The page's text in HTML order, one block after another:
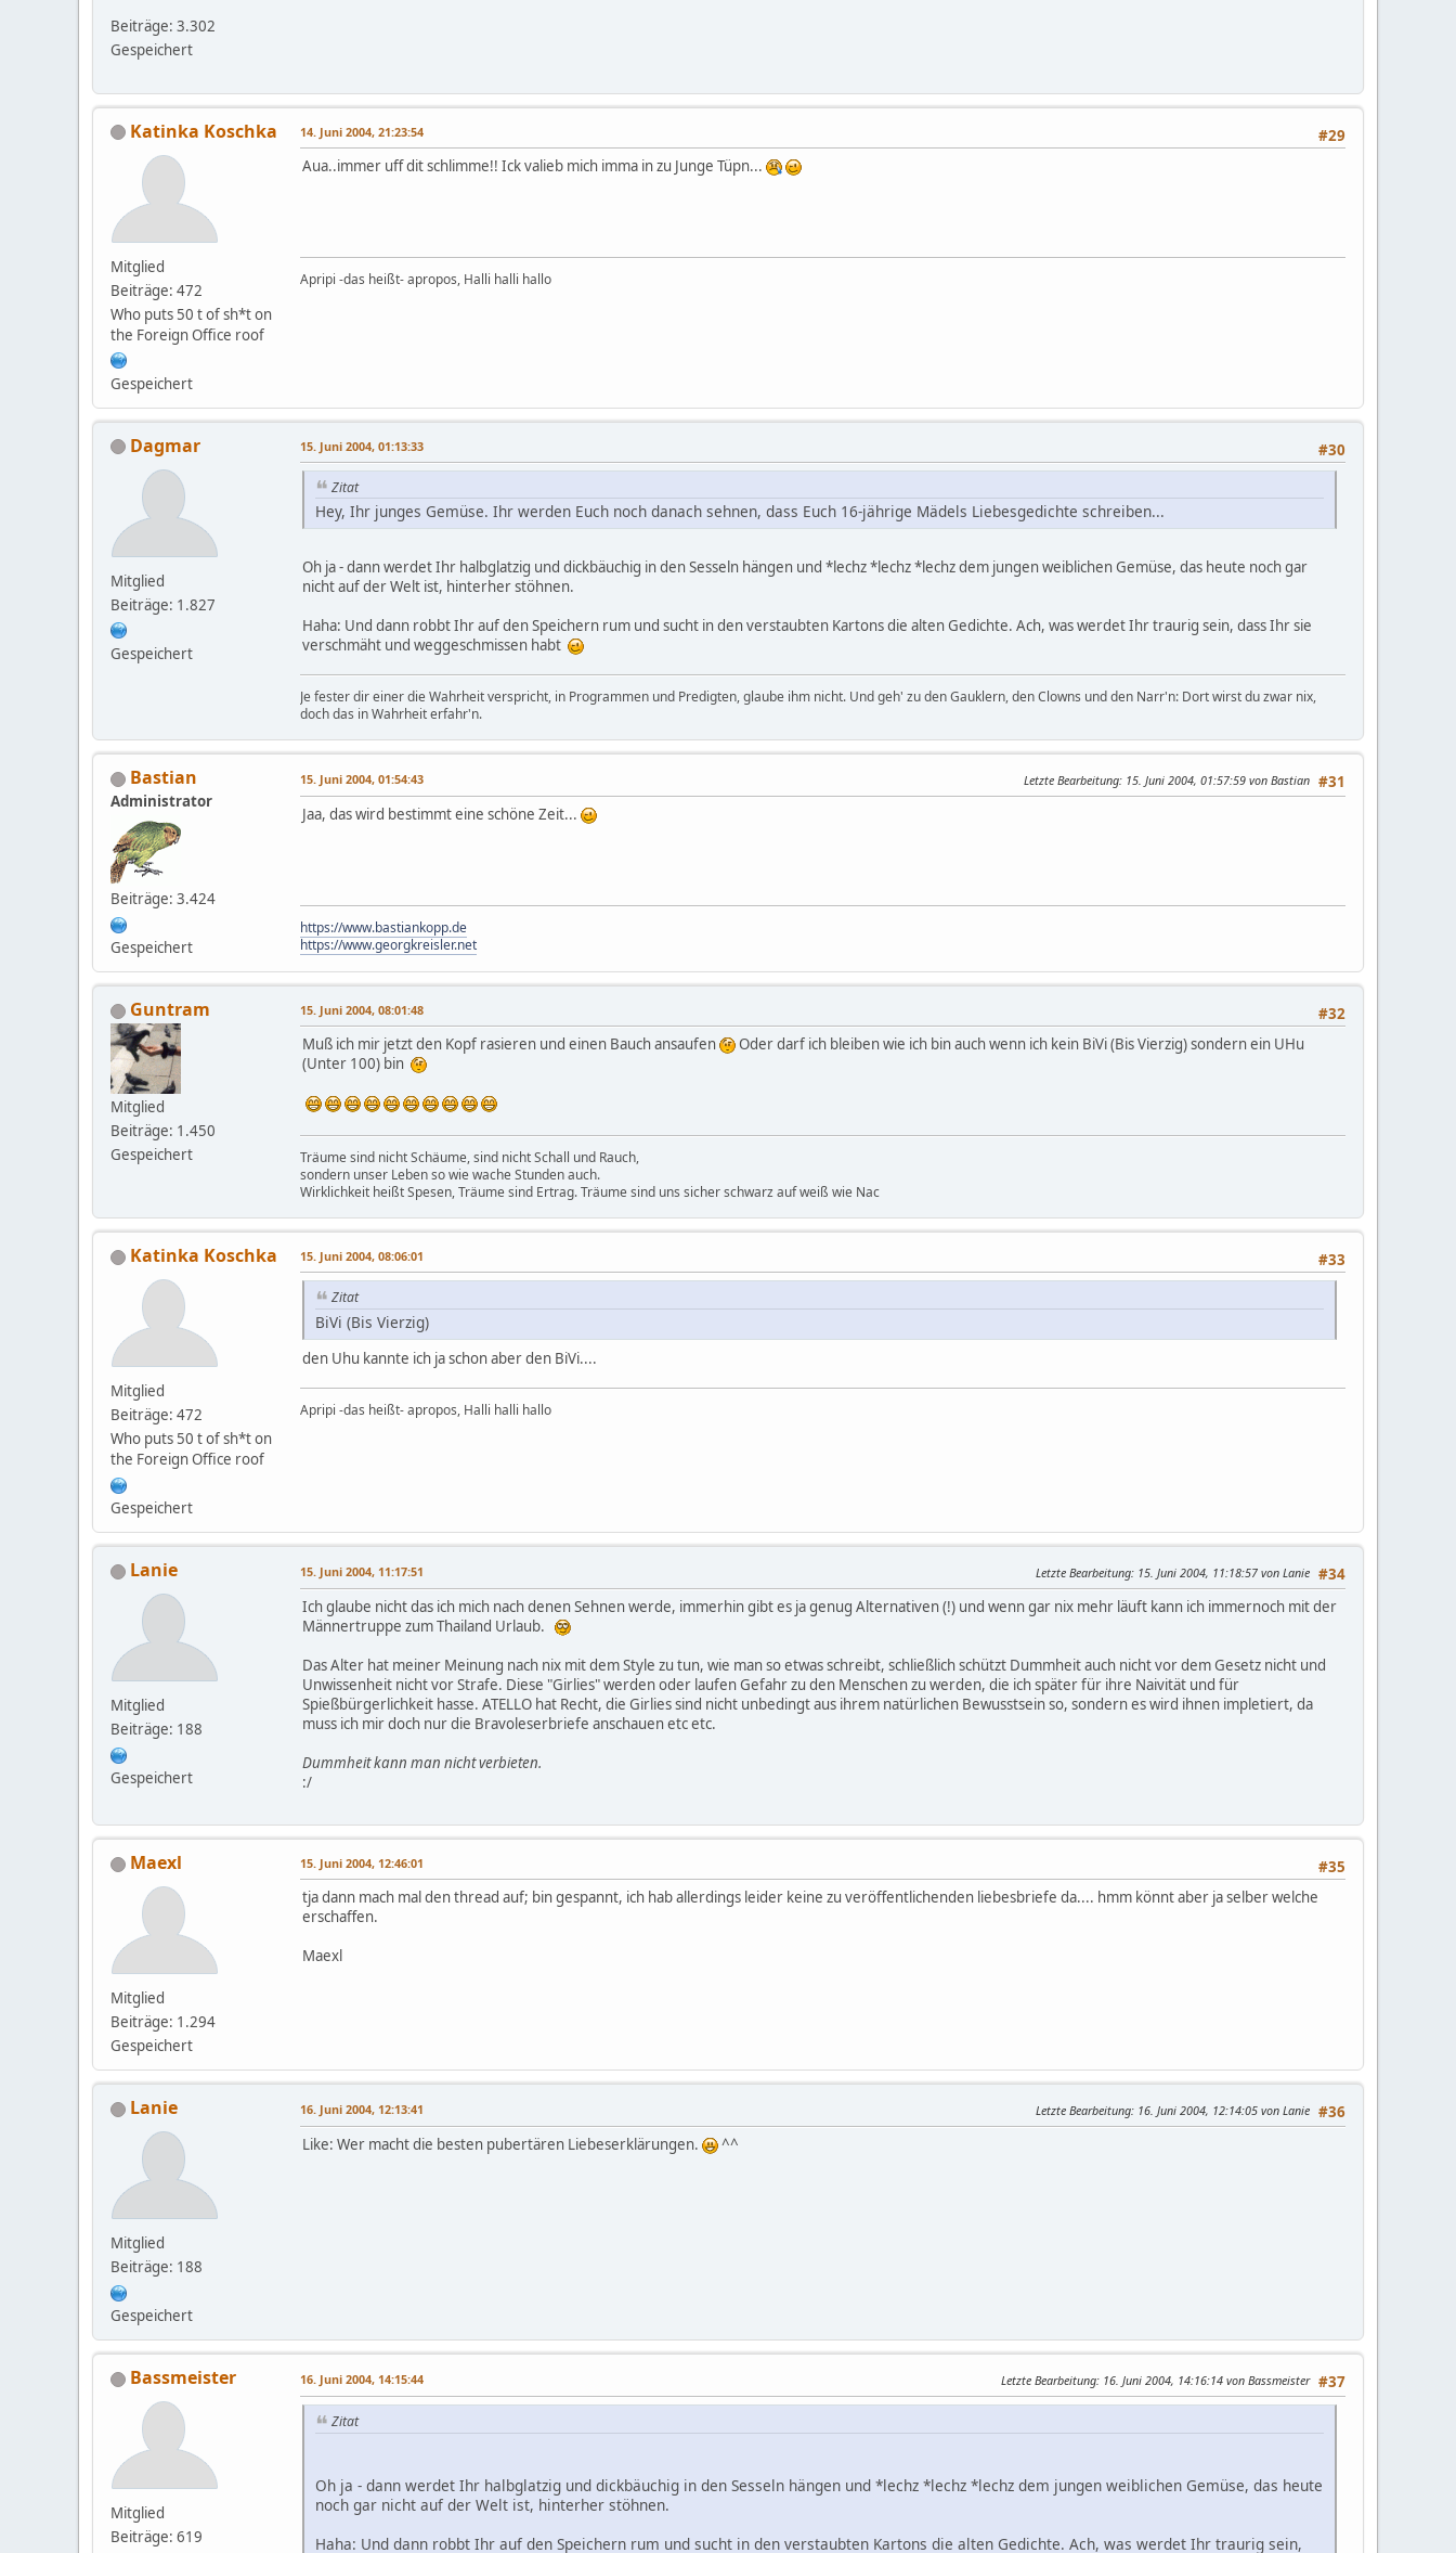
Beiträge: 3.302
Gespeichert
Katinka Koschka
Mitglied
Beiträge: 472
Who puts 50 t of sh*t on
the Foreign Office roof
Gespeichert
#29
14. Juni 2004, 21:23:54
Aua..immer uff dit schlimme!! Ick valieb mich imma in zu Junge Tüpn...
Apripi -das heißt- apropos, Halli halli hallo
Dagmar
Mitglied
Beiträge: 1.827
Gespeichert
#30
15. Juni 2004, 01:13:33
Zitat
Hey, Ihr junges Gemüse. Ihr werden Euch noch danach sehnen, dass Euch 16-jährige Mädels Liebesgedichte schreiben...
Oh ja - dann werdet Ihr halbglatzig und dickbäuchig in den Sesseln hängen und *lechz *lechz *lechz dem jungen weiblichen Gemüse, das heute noch gar
nicht auf der Welt ist, hinterher stöhnen.
Haha: Und dann robbt Ihr auf den Speichern rum und sucht in den verstaubten Kartons die alten Gedichte. Ach, was werdet Ihr traurig sein, dass Ihr sie
verschmäht und weggeschmissen habt
Je fester dir einer die Wahrheit verspricht, in Programmen und Predigten, glaube ihm nicht. Und geh' zu den Gauklern, den Clowns und den Narr'n: Dort wirst du zwar nix,
doch das in Wahrheit erfahr'n.
Bastian
Administrator
Beiträge: 3.424
Gespeichert
#31
15. Juni 2004, 01:54:43 Letzte Bearbeitung: 15. Juni 2004, 01:57:59 von Bastian
Jaa, das wird bestimmt eine schöne Zeit...
https://www.bastiankopp.de
https://www.georgkreisler.net
Guntram
Mitglied
Beiträge: 1.450
Gespeichert
#32
15. Juni 2004, 08:01:48
Muß ich mir jetzt den Kopf rasieren und einen Bauch ansaufen
Oder darf ich bleiben wie ich bin auch wenn ich kein BiVi (Bis Vierzig) sondern ein UHu
(Unter 100) bin
Träume sind nicht Schäume, sind nicht Schall und Rauch,
sondern unser Leben so wie wache Stunden auch.
Wirklichkeit heißt Spesen, Träume sind Ertrag. Träume sind uns sicher schwarz auf weiß wie Nac
Katinka Koschka
Mitglied
Beiträge: 472
Who puts 50 t of sh*t on
the Foreign Office roof
Gespeichert
#33
15. Juni 2004, 08:06:01
Zitat
BiVi (Bis Vierzig)
den Uhu kannte ich ja schon aber den BiVi....
Apripi -das heißt- apropos, Halli halli hallo
Lanie
Mitglied
Beiträge: 188
Gespeichert
#34
15. Juni 2004, 11:17:51 Letzte Bearbeitung: 15. Juni 2004, 11:18:57 von Lanie
Ich glaube nicht das ich mich nach denen Sehnen werde, immerhin gibt es ja genug Alternativen (!) und wenn gar nix mehr läuft kann ich immernoch mit der
Männertruppe zum Thailand Urlaub.
Das Alter hat meiner Meinung nach nix mit dem Style zu tun, wie man so etwas schreibt, schließlich schützt Dummheit auch nicht vor dem Gesetz nicht und
Unwissenheit nicht vor Strafe. Diese "Girlies" werden oder laufen Gefahr zu den Menschen zu werden, die ich später für ihre Naivität und für
Spießbürgerlichkeit hasse. ATELLO hat Recht, die Girlies sind nicht unbedingt aus ihrem natürlichen Bewusstsein so, sondern es wird ihnen impletiert, da
muss ich mir doch nur die Bravoleserbriefe anschauen etc etc.
Dummheit kann man nicht verbieten.
:/
Maexl
Mitglied
Beiträge: 1.294
Gespeichert
#35
15. Juni 2004, 12:46:01
tja dann mach mal den thread auf; bin gespannt, ich hab allerdings leider keine zu veröffentlichenden liebesbriefe da.... hmm könnt aber ja selber welche
erschaffen.
Maexl
Lanie
Mitglied
Beiträge: 188
Gespeichert
#36
16. Juni 2004, 12:13:41 Letzte Bearbeitung: 16. Juni 2004, 12:14:05 von Lanie
Like: Wer macht die besten pubertären Liebeserklärungen. ^^
Bassmeister
Mitglied
Beiträge: 619
#37
16. Juni 2004, 14:15:44 Letzte Bearbeitung: 16. Juni 2004, 14:16:14 von Bassmeister
Zitat
Oh ja - dann werdet Ihr halbglatzig und dickbäuchig in den Sesseln hängen und *lechz *lechz *lechz dem jungen weiblichen Gemüse, das heute
noch gar nicht auf der Welt ist, hinterher stöhnen.
Haha: Und dann robbt Ihr auf den Speichern rum und sucht in den verstaubten Kartons die alten Gedichte. Ach, was werdet Ihr traurig sein,